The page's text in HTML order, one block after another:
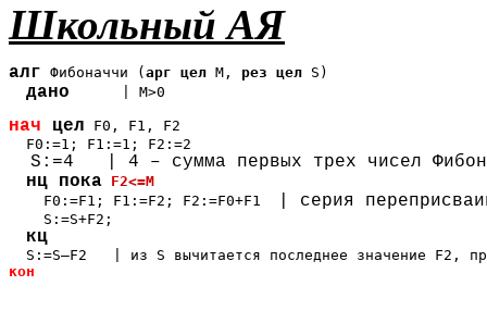
Школьный АЯ
алг Фибоначчи ( арг цел М, рез цел S)
дано | M>0
нач цел
F0, F1, F2
нц пока
F0:=F1; F1:=F2; F2:=F0+F1
S:=S+F2;
кон